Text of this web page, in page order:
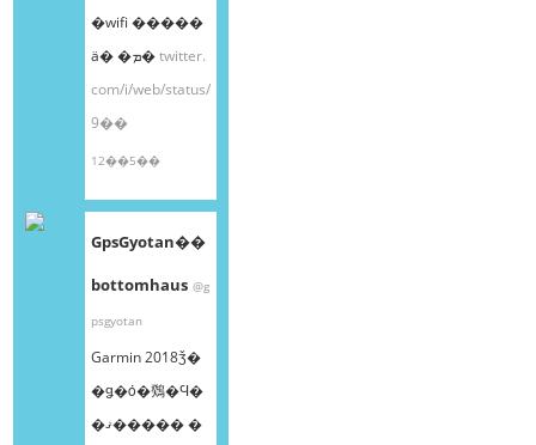
�wifi �����
ä� �ܡ�twitter.
com/i/web/status/
9��
12��5��
GpsGyotan��
bottomhaus @g
psgyotan
Garmin 2018ǯ�
�ǥ�ȯ�䳫�Ϥ�
�ޤ����� �